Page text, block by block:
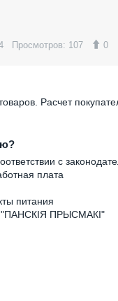
Просмотров: 107 0
Расчет
с
плата
питания
"ПАНСКІЯ ПРЫСМАКІ"